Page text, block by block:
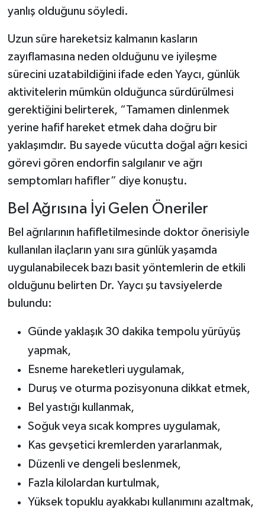
yanlış olduğunu söyledi.
Uzun süre hareketsiz kalmanın kasların
zayıflamasına neden olduğunu ve iyileşme
sürecini uzatabildiğini ifade eden Yaycı, günlük
aktivitelerin mümkün olduğunca sürdürülmesi
gerektiğini belirterek, “Tamamen dinlenmek
yerine hafif hareket etmek daha doğru bir
yaklaşımdır. Bu sayede vücutta doğal ağrı kesici
görevi gören endorfin salgılanır ve ağrı
semptomları hafifler” diye konuştu.
Bel Ağrısına İyi Gelen Öneriler
Bel ağrılarının hafifletilmesinde doktor önerisiyle
kullanılan ilaçların yanı sıra günlük yaşamda
uygulanabilecek bazı basit yöntemlerin de etkili
olduğunu belirten Dr. Yaycı şu tavsiyelerde
bulundu:
Günde yaklaşık 30 dakika tempolu yürüyüş
yapmak,
Esneme hareketleri uygulamak,
Duruş ve oturma pozisyonuna dikkat etmek,
Bel yastığı kullanmak,
Soğuk veya sıcak kompres uygulamak,
Kas gevşetici kremlerden yararlanmak,
Düzenli ve dengeli beslenmek,
Fazla kilolardan kurtulmak,
Yüksek topuklu ayakkabı kullanımını azaltmak,